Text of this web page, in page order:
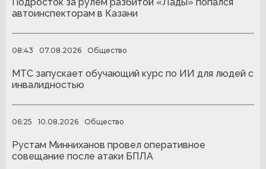
автоинспекторам в Казани
08:43 07.08.2026 Общество
МТС запускает обучающий курс по ИИ для людей с
инвалидностью
06:25 10.08.2026 Общество
Рустам Минниханов провел оперативное
совещание после атаки БПЛА